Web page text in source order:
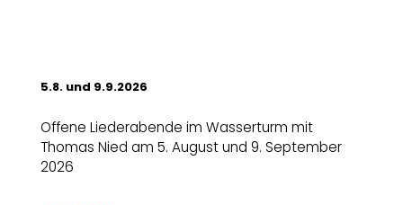
5.8. und 9.9.2026
Offene Liederabende im Wasserturm mit
Thomas Nied am 5. August und 9. September
2026